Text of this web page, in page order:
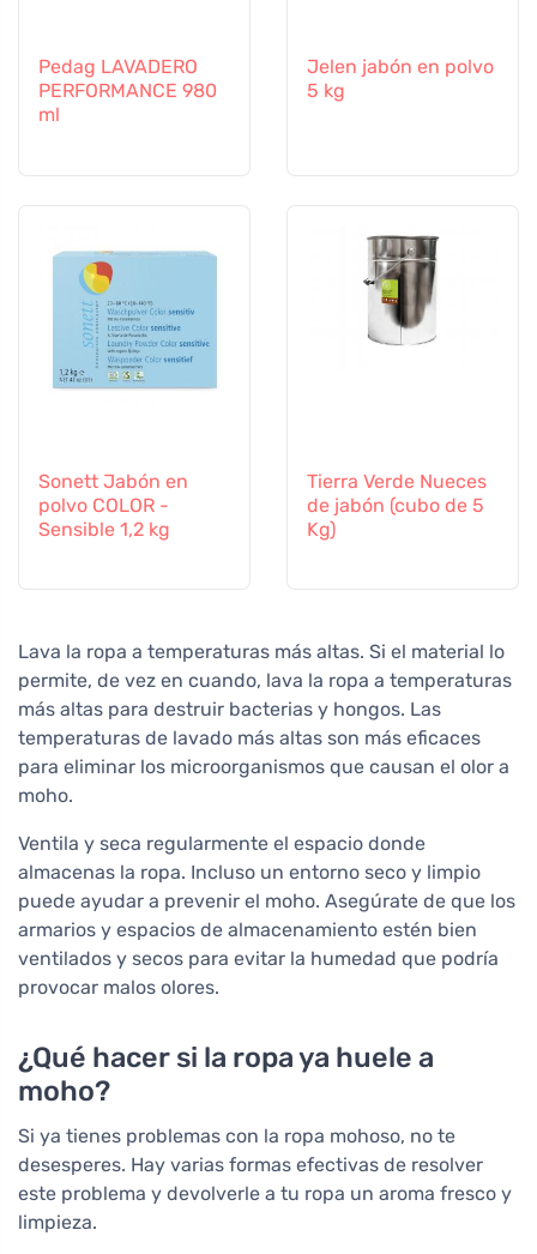
Pedag LAVADERO
PERFORMANCE 980
ml
Jelen jabón en polvo
5 kg
Sonett Jabón en
polvo COLOR -
Sensible 1,2 kg
Tierra Verde Nueces
de jabón (cubo de 5
Kg)
Lava la ropa a temperaturas más altas. Si el material lo
permite, de vez en cuando, lava la ropa a temperaturas
más altas para destruir bacterias y hongos. Las
temperaturas de lavado más altas son más eficaces
para eliminar los microorganismos que causan el olor a
moho.
Ventila y seca regularmente el espacio donde
almacenas la ropa. Incluso un entorno seco y limpio
puede ayudar a prevenir el moho. Asegúrate de que los
armarios y espacios de almacenamiento estén bien
ventilados y secos para evitar la humedad que podría
provocar malos olores.
¿Qué hacer si la ropa ya huele a
moho?
Si ya tienes problemas con la ropa mohoso, no te
desesperes. Hay varias formas efectivas de resolver
este problema y devolverle a tu ropa un aroma fresco y
limpieza.